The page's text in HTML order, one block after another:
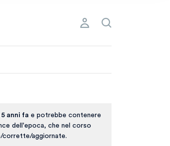
anni fa e potrebbe contenere
dell'epoca, che nel corso
corrette/aggiornate.